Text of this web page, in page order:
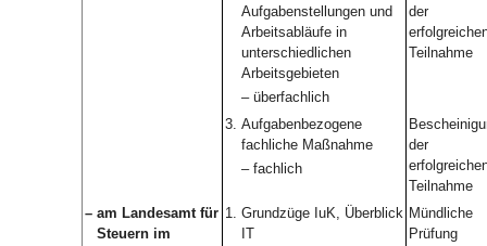
Aufgabenstellungen und
Arbeitsabläufe in
unterschiedlichen
Arbeitsgebieten
– überfachlich
der
Teilnahme
3. Aufgabenbezogene
fachliche Maßnahme
– fachlich
der
Teilnahme
– am Landesamt für
Steuern im
1. Grundzüge IuK, Überblick
IT
Mündliche
Prüfung